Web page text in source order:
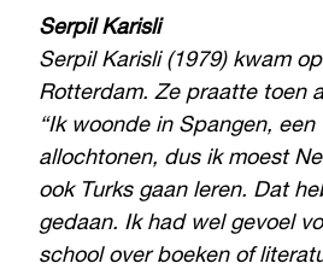
Serpil Karisli
Serpil Karisli (1979) kwam
Rotterdam. Ze praatte toen
“Ik woonde in Spangen,
allochtonen, dus ik moest
ook Turks gaan leren. Dat
gedaan. Ik had wel gevoel
school over boeken of